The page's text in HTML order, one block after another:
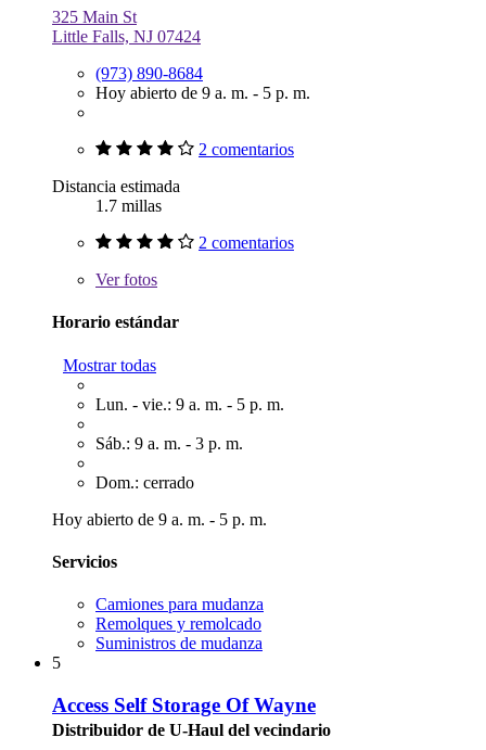
325 Main St
Little Falls, NJ 07424
(973) 890-8684
Hoy abierto de 9 a. m. - 5 p. m.
2 comentarios
Distancia estimada
1.7 millas
2 comentarios
Verfotos
Horario estándar
Mostrar todas
Lun. - vie.: 9 a. m. - 5 p. m.
Sáb.: 9 a. m. - 3 p. m.
Dom.: cerrado
Hoy abierto de 9 a. m. - 5 p. m.
Servicios
Camiones para mudanza
Remolques y remolcado
Suministros de mudanza
5
Access Self Storage Of Wayne
Distribuidor de U-Haul del vecindario